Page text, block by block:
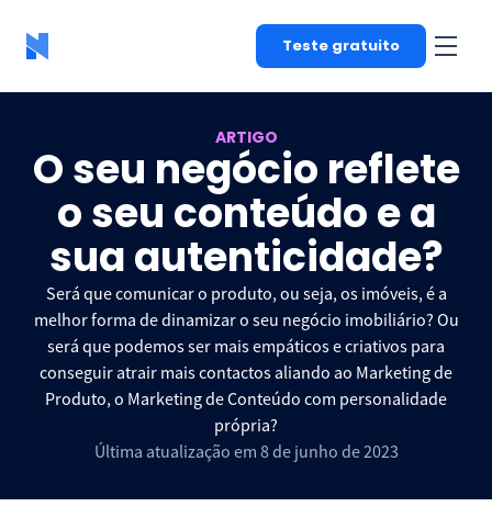
Teste gratuito
ARTIGO
O seu negócio reflete
o seu conteúdo e a
sua autenticidade?
Será que comunicar o produto, ou seja, os imóveis, é a
melhor forma de dinamizar o seu negócio imobiliário? Ou
será que podemos ser mais empáticos e criativos para
conseguir atrair mais contactos aliando ao Marketing de
Produto, o Marketing de Conteúdo com personalidade
própria?
Última atualização em 8 de junho de 2023